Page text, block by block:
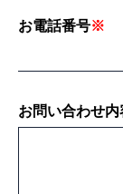
お電話番号※
お問い合わせ内